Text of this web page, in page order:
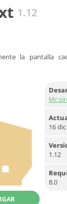
1.12
la pantalla
16
1.12
8.0